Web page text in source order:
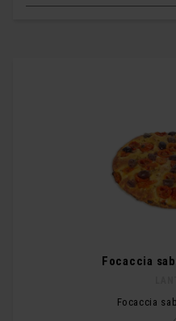
Focaccia
Focaccia